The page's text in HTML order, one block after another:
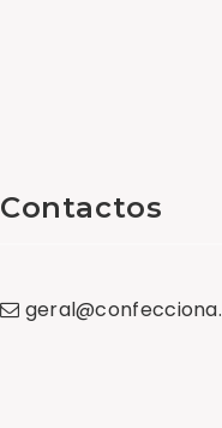
Contactos
geral@confecciona.